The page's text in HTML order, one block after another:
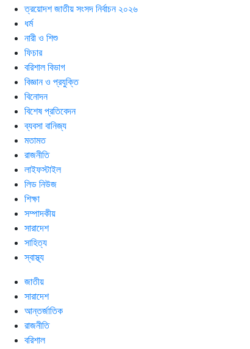
ত্রয়োদশ জাতীয় সংসদ নির্বাচন ২০২৬
ধর্ম
নারী ও শিশু
ফিচার
বরিশাল বিভাগ
বিজ্ঞান ও প্রযুক্তি
বিনোদন
বিশেষ প্রতিবেদন
ব্যবসা বানিজ্য
মতামত
রাজনীতি
লাইফস্টাইল
লিড নিউজ
শিক্ষা
সম্পাদকীয়
সারাদেশ
সাহিত্য
স্বাস্থ্য
জাতীয়
সারাদেশ
আন্তর্জাতিক
রাজনীতি
বরিশাল